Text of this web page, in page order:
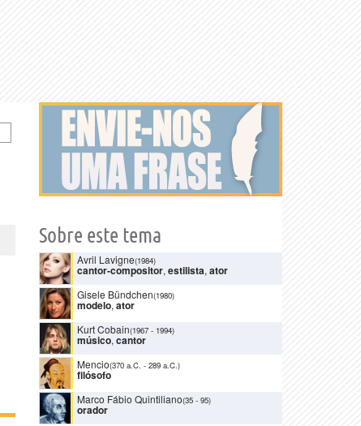
Sobre este tema
Avril Lavigne(1984)
cantor-compositor, estilista, ator
Gisele Bündchen(1980)
modelo, ator
Kurt Cobain(1967 - 1994)
músico, cantor
Mencio(370 a.C. - 289 a.C.)
filósofo
Marco Fábio Quintiliano(35 - 95)
orador